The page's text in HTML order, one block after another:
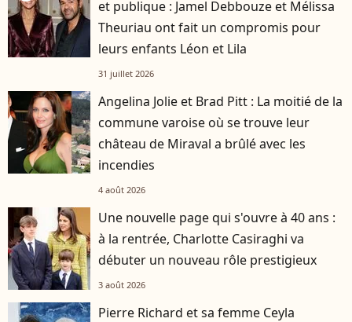
et publique : Jamel Debbouze et Mélissa
Theuriau ont fait un compromis pour
leurs enfants Léon et Lila
31 juillet 2026
Angelina Jolie et Brad Pitt : La moitié de la
commune varoise où se trouve leur
château de Miraval a brûlé avec les
incendies
4 août 2026
Une nouvelle page qui s'ouvre à 40 ans :
à la rentrée, Charlotte Casiraghi va
débuter un nouveau rôle prestigieux
3 août 2026
Pierre Richard et sa femme Ceyla